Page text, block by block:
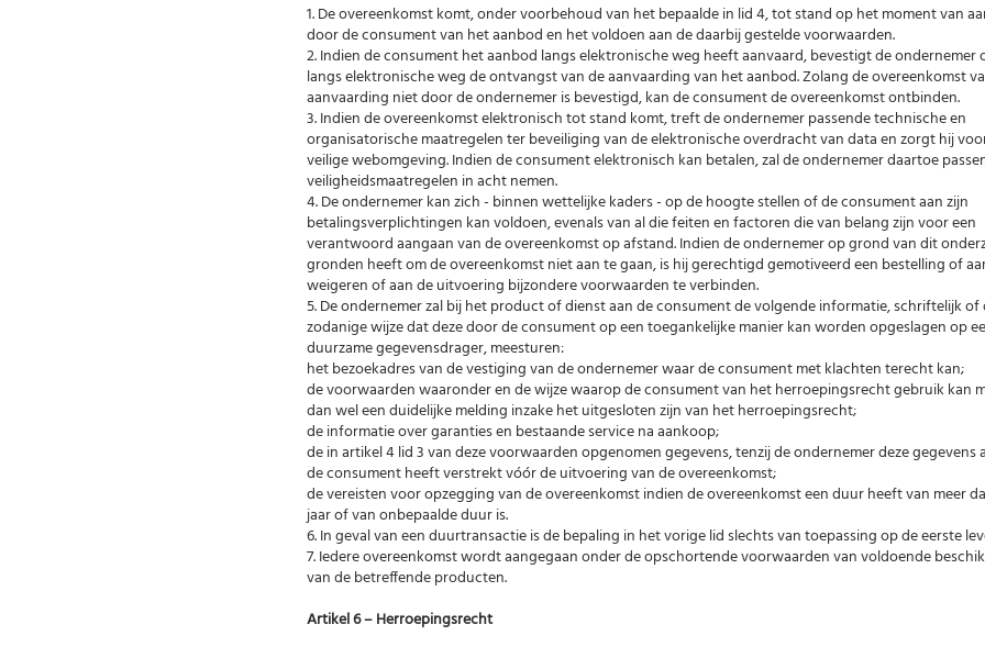
1. De overeenkomst komt, onder voorbehoud van het bepaalde in lid 4, tot stand op het moment van
door de consument van het aanbod en het voldoen aan de daarbij gestelde voorwaarden.
2. Indien de consument het aanbod langs elektronische weg heeft aanvaard, bevestigt de ondernemer
langs elektronische weg de ontvangst van de aanvaarding van het aanbod. Zolang de overeenkomst
aanvaarding niet door de ondernemer is bevestigd, kan de consument de overeenkomst ontbinden.
3. Indien de overeenkomst elektronisch tot stand komt, treft de ondernemer passende technische en
organisatorische maatregelen ter beveiliging van de elektronische overdracht van data en zorgt hij
veilige webomgeving. Indien de consument elektronisch kan betalen, zal de ondernemer daartoe
veiligheidsmaatregelen in acht nemen.
4. De ondernemer kan zich - binnen wettelijke kaders - op de hoogte stellen of de consument aan zijn
betalingsverplichtingen kan voldoen, evenals van al die feiten en factoren die van belang zijn voor een
verantwoord aangaan van de overeenkomst op afstand. Indien de ondernemer op grond van dit
gronden heeft om de overeenkomst niet aan te gaan, is hij gerechtigd gemotiveerd een bestelling of
weigeren of aan de uitvoering bijzondere voorwaarden te verbinden.
5. De ondernemer zal bij het product of dienst aan de consument de volgende informatie, schriftelijk of
zodanige wijze dat deze door de consument op een toegankelijke manier kan worden opgeslagen op
duurzame gegevensdrager, meesturen:
het bezoekadres van de vestiging van de ondernemer waar de consument met klachten terecht kan;
de voorwaarden waaronder en de wijze waarop de consument van het herroepingsrecht gebruik kan
dan wel een duidelijke melding inzake het uitgesloten zijn van het herroepingsrecht;
de informatie over garanties en bestaande service na aankoop;
de in artikel 4 lid 3 van deze voorwaarden opgenomen gegevens, tenzij de ondernemer deze gegevens
de consument heeft verstrekt vóór de uitvoering van de overeenkomst;
de vereisten voor opzegging van de overeenkomst indien de overeenkomst een duur heeft van meer
jaar of van onbepaalde duur is.
6. In geval van een duurtransactie is de bepaling in het vorige lid slechts van toepassing op de eerste
7. Iedere overeenkomst wordt aangegaan onder de opschortende voorwaarden van voldoende
van de betreffende producten.
Artikel 6 – Herroepingsrecht